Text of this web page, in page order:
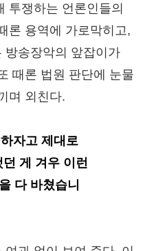
투쟁하는 언론인들의
론 용역에 가로막히고,
방송장악의 앞잡이가
때론 법원 판단에 눈물
며 외친다.
자고 제대로
게 겨우 이런
다 바쳤습니